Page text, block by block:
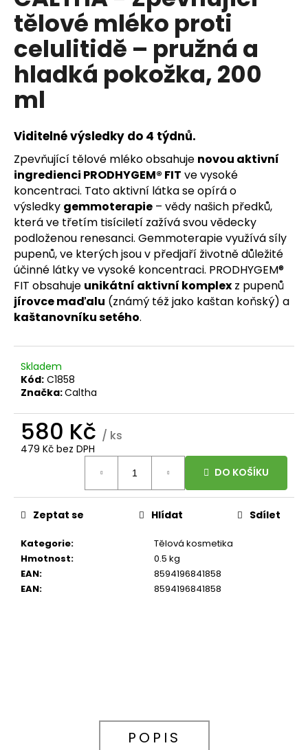
5,0
z
5
hvězdiček.
tělové mléko proti
celulitidě – pružná a
hladká pokožka, 200
ml
Viditelné výsledky do 4 týdnů.
Zpevňující tělové mléko obsahuje novou aktivní
ingredienci PRODHYGEM® FIT ve vysoké
koncentraci. Tato aktivní látka se opírá o
výsledky gemmoterapie – vědy našich předků,
která ve třetím tisíciletí zažívá svou vědecky
podloženou renesanci. Gemmoterapie využívá síly
pupenů, ve kterých jsou v předjaří životně důležité
účinné látky ve vysoké koncentraci. PRODHYGEM®
FIT obsahuje unikátní aktivní komplex z pupenů
jírovce maďalu (známý též jako kaštan koňský) a
kaštanovníku setého.
Skladem
Kód: C1858
Značka:Caltha
580 Kč / ks
479 Kč bez DPH
DO KOŠÍKU
Kategorie:
Tělová kosmetika
Hmotnost:
0.5 kg
EAN:
8594196841858
EAN: 8594196841858
Zeptat se Hlídat Sdílet
POPIS
a
j
í
t
?
HLEDAT
D
o
p
o
r
u
č
u
m
e
BRAINMAX
MAGTEIN®,
HOŘČÍK
ROSTLINNÝCH
KAPSLÍ
Kč
Původně: